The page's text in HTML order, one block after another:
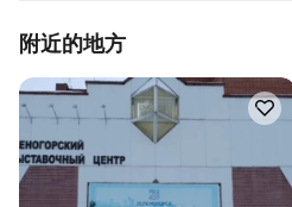
附近的地方